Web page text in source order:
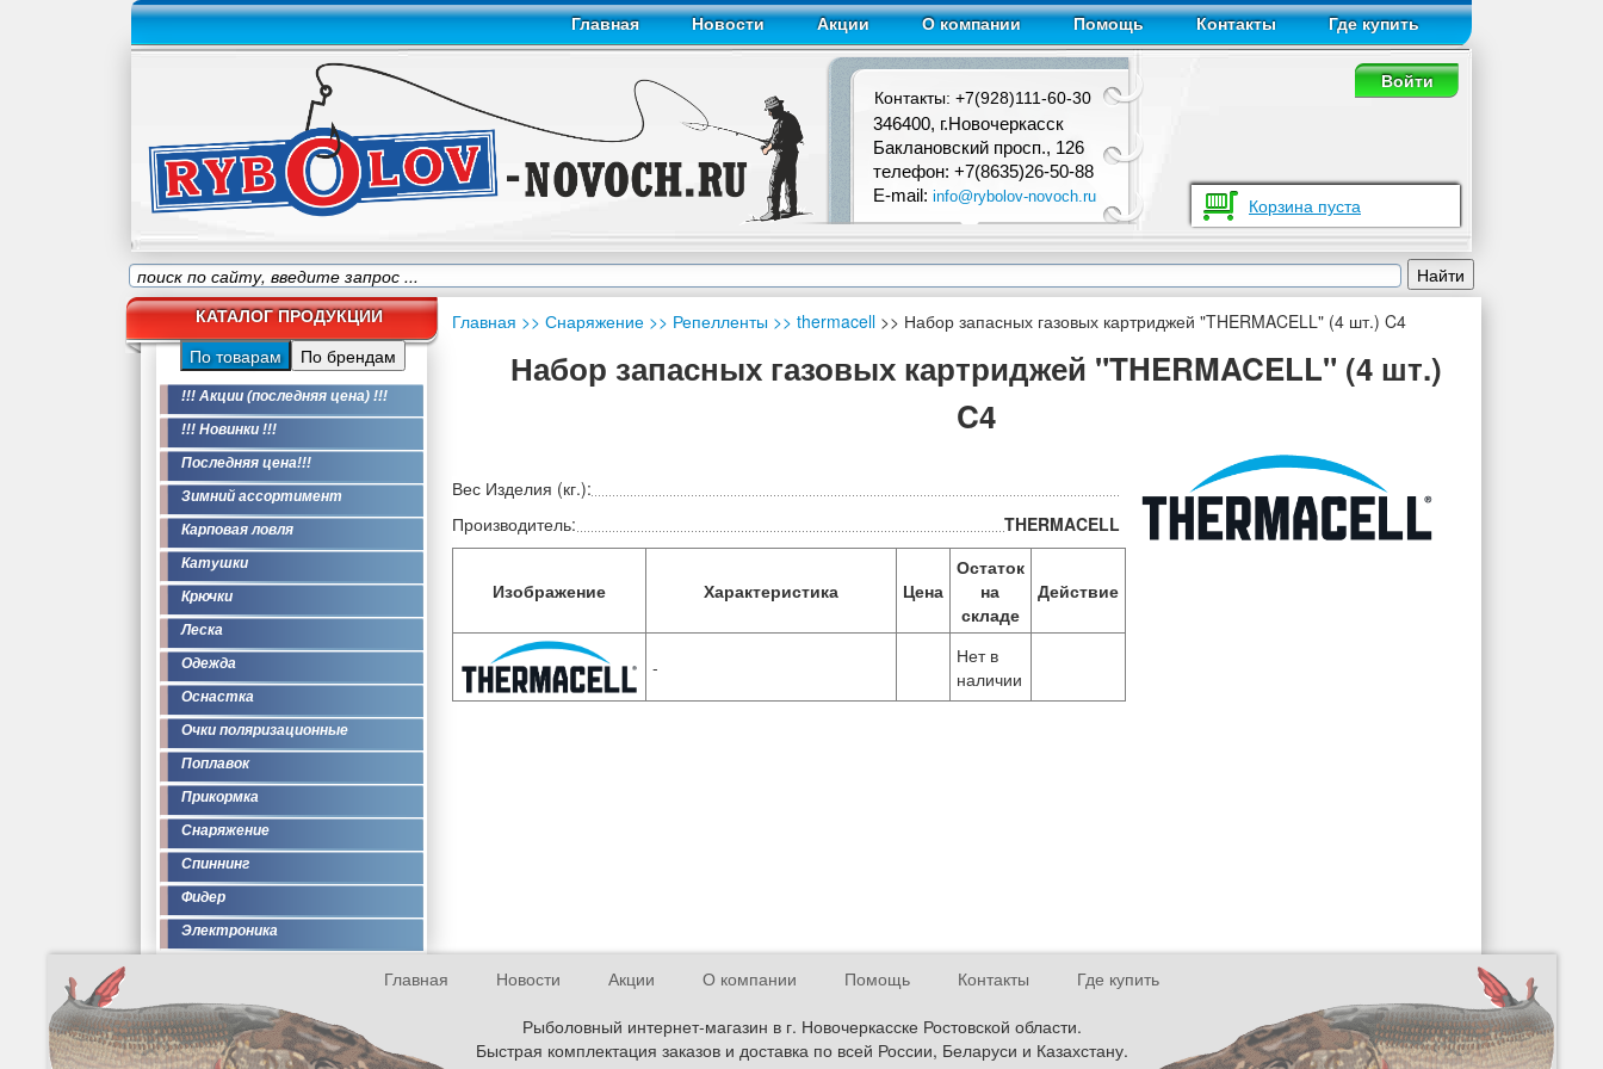
Главная Новости Акции О компании Помощь Контакты Где купить
Контакты: +7(928)111-60-30
346400, г.Новочеркасск
Баклановский просп., 126
телефон: +7(8635)26-50-88
E-mail: info@rybolov-novoch.ru
Войти
Корзина пуста
КАТАЛОГ ПРОДУКЦИИ
По товарам По брендам
!!! Акции (последняя цена) !!!
!!! Новинки !!!
Последняя цена!!!
Зимний ассортимент
Карповая ловля
Катушки
Крючки
Леска
Одежда
Оснастка
Очки поляризационные
Поплавок
Прикормка
Снаряжение
Спиннинг
Фидер
Электроника
Главная >> Снаряжение>> Репелленты>> thermacell>> Набор запасных газовых картриджей "THERMACELL" (4 шт.) C4
Набор запасных газовых картриджей "THERMACELL" (4 шт.)
C4
Вес Изделия (кг.):
Производитель:
THERMACELL
Изображение Характеристика Цена
Остаток
на
складе
Действие
-
Нет в
наличии
Главная Новости Акции О компании Помощь Контакты
Где купить
Рыболовный интернет-магазин в г. Новочеркасске Ростовской области.
Быстрая комплектация заказов и доставка по всей России, Беларуси и Казахстану.